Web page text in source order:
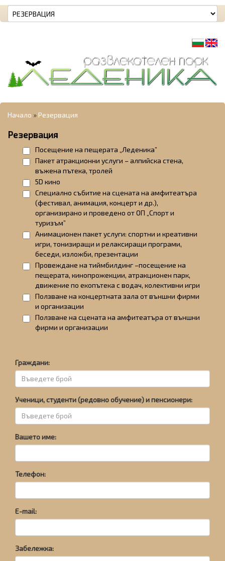
Начало »Резервация
Резервация
Посещение на пещерата „Леденика”
Пакет атракционни услуги – алпийска стена,
въжена пътека, тролей
5D кино
Специално събитие на сцената на амфитеатъра
(фестивал, анимация, концерт и др.),
организирано и проведено от ОП „Спорт и
туризъм”
Анимационен пакет услуги: спортни и креативни
игри, тонизиращи и релаксиращи програми,
беседи, изложби, презентации
Провеждане на тиймбилдинг –посещение на
пещерата, кинопрожекции, атракционен парк,
движение по екопътека с водач, колективни игри
Ползване на концертната зала от външни фирми
и организации
Ползване на сцената на амфитеатъра от външни
фирми и организации
Граждани:
Ученици, студенти (редовно обучение) и пенсионери:
Вашето име:
Телефон:
E-mail:
Забележка: